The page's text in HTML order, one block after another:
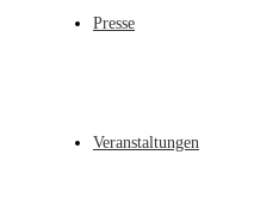
Presse
Veranstaltungen